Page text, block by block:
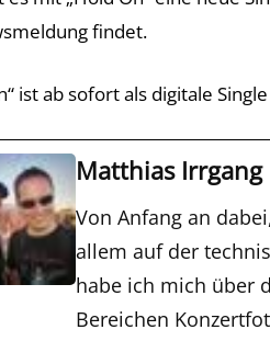
findet.
ist ab sofort als digitale
Matthias Irrgang
Von Anfang an
allem auf der
habe ich mich über
Bereichen